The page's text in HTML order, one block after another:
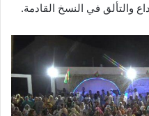
والتألق في النسخ القادمة.